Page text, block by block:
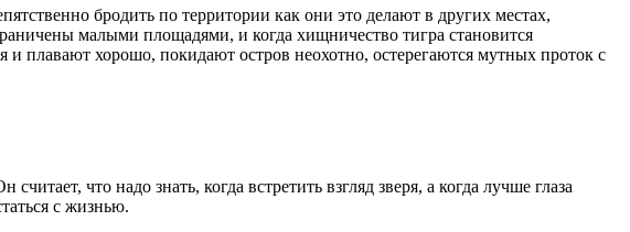
бродить по территории как они это делают в других местах,
малыми площадями, и когда хищничество тигра становится
плавают хорошо, покидают остров неохотно, остерегаются мутных проток с
что надо знать, когда встретить взгляд зверя, а когда лучше глаза
с жизнью.